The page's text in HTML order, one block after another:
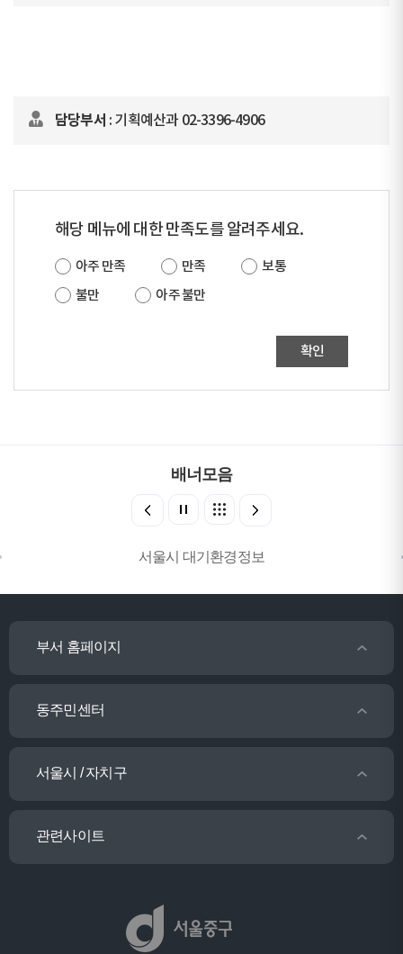
담당부서 : 기획예산과 02-3396-4906
해당 메뉴에 대한 만족도를 알려주세요.
아주 만족 만족
보통
불만
아주 불만
확인
배너모음
서울시 대기환경정보
부서 홈페이지
동주민센터
서울시 / 자치구
관련사이트